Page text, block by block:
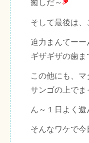
癒しだ～
そして最後は、
迫力まんてーー
ギザギザの歯ま
この他にも、
サンゴの上でま
ん～１日よく
そんなワケで今